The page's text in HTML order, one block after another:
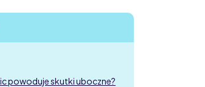
powoduje skutki uboczne?